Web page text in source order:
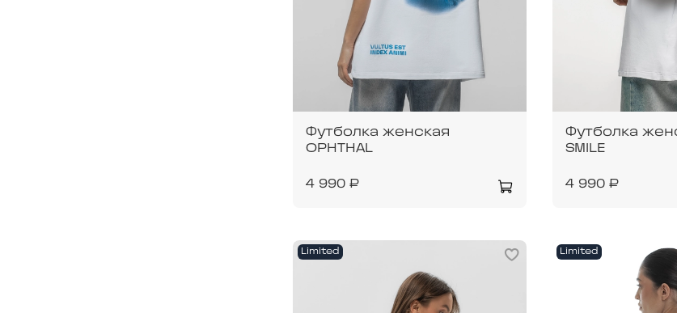
Футболка женская
OPHTHAL
4 990 ₽
Футболка
SMILE
4 990 ₽
Limited Limited